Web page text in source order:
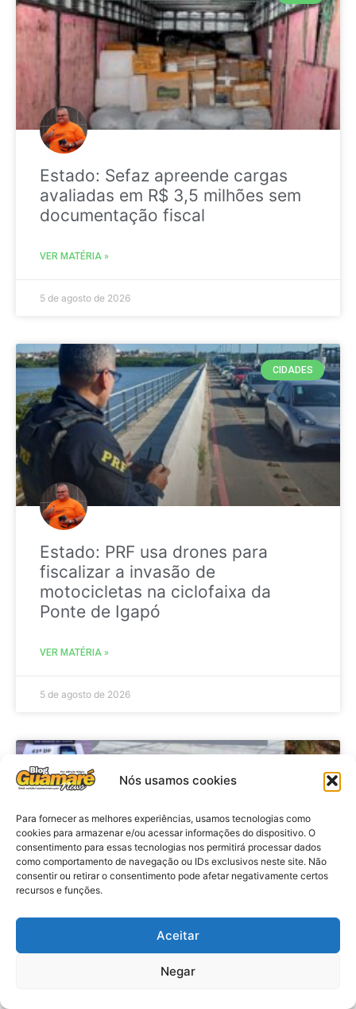
Nós usamos cookies
Para fornecer as melhores experiências, usamos tecnologias como
cookies para armazenar e/ou acessar informações do dispositivo. O
consentimento para essas tecnologias nos permitirá processar dados
como comportamento de navegação ou IDs exclusivos neste site. Não
consentir ou retirar o consentimento pode afetar negativamente certos
recursos e funções.
Aceitar
Negar
Estado: Sefaz apreende cargas
avaliadas em R$ 3,5 milhões sem
documentação fiscal
VER MATÉRIA »
5 de agosto de 2026
CIDADES
Estado: PRF usa drones para
fiscalizar a invasão de
motocicletas na ciclofaixa da
Ponte de Igapó
VER MATÉRIA »
5 de agosto de 2026
inquérito, indicia homem por furto